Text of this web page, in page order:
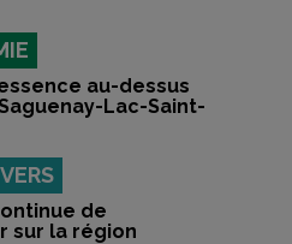
au-dessus
Lac-Saint-
de
sur la région